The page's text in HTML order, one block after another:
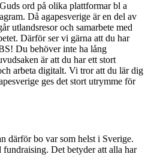
ord på olika plattformar bl a
Då agapesverige är en del av
utlandsresor och samarbete med
Därför ser vi gärna att du har
Du behöver inte ha lång
är att du har ett stort
arbeta digitalt. Vi tror att du lär dig
ges det stort utrymme för
därför bo var som helst i Sverige.
fundraising. Det betyder att alla har